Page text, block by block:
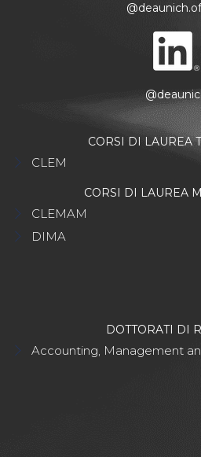
CORSI DI LAUREA
CLEM
CORSI DI LAUREA
CLEMAM
DIMA
DOTTORATI DI
Accounting, Management